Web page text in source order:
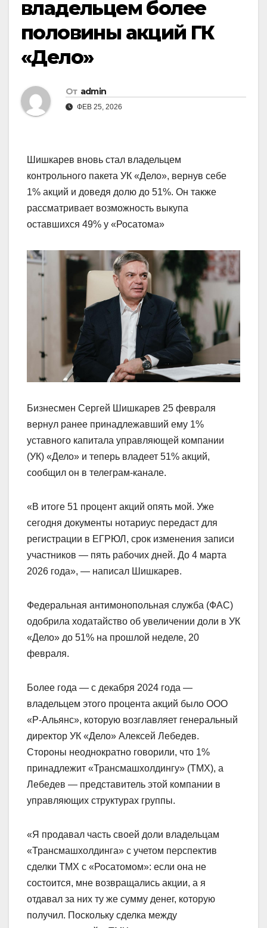
владельцем более
половины акций ГК
«Дело»
От admin
ФЕВ 25, 2026
Шишкарев вновь стал владельцем
контрольного пакета УК «Дело», вернув себе
1% акций и доведя долю до 51%. Он также
рассматривает возможность выкупа
оставшихся 49% у «Росатома»
Бизнесмен Сергей Шишкарев 25 февраля
вернул ранее принадлежавший ему 1%
уставного капитала управляющей компании
(УК) «Дело» и теперь владеет 51% акций,
сообщил он в телеграм-канале.
«В итоге 51 процент акций опять мой. Уже
сегодня документы нотариус передаст для
регистрации в ЕГРЮЛ, срок изменения записи
участников — пять рабочих дней. До 4 марта
2026 года», — написал Шишкарев.
Федеральная антимонопольная служба (ФАС)
одобрила ходатайство об увеличении доли в УК
«Дело» до 51% на прошлой неделе, 20
февраля.
Более года — с декабря 2024 года —
владельцем этого процента акций было ООО
«Р-Альянс», которую возглавляет генеральный
директор УК «Дело» Алексей Лебедев.
Стороны неоднократно говорили, что 1%
принадлежит «Трансмашхолдингу» (ТМХ), а
Лебедев — представитель этой компании в
управляющих структурах группы.
«Я продавал часть своей доли владельцам
«Трансмашхолдинга» с учетом перспектив
сделки ТМХ с «Росатомом»: если она не
состоится, мне возвращались акции, а я
отдавал за них ту же сумму денег, которую
получил. Поскольку сделка между